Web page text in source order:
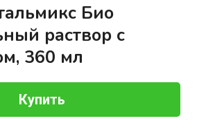
Био
раствор с
360 мл
Купить